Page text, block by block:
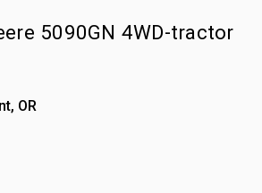
5090GN 4WD-tractor
OR